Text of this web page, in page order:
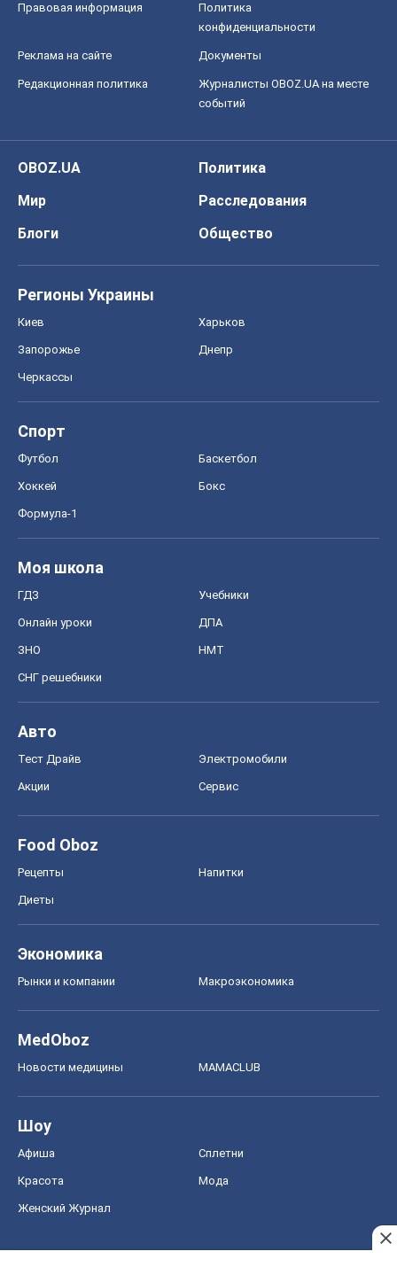
Правовая информация
Политика
конфиденциальности
Реклама на сайте Документы
Редакционная политика
Журналисты OBOZ.UA на месте
событий
OBOZ.UA
Политика
Мир
Расследования
Блоги
Общество
Регионы Украины
Киев Харьков
Запорожье Днепр
Черкассы
Спорт
Футбол Баскетбол
Хоккей Бокс
Формула-1
Моя школа
ГДЗ Учебники
Онлайн уроки ДПА
ЗНО НМТ
СНГ решебники
Авто
Тест Драйв Электромобили
Акции Сервис
Food Oboz
Рецепты Напитки
Диеты
Экономика
Рынки и компании Mакроэкономика
MedOboz
Новости медицины MAMACLUB
Шоу
Афиша Сплетни
Красота Мода
Женский Журнал